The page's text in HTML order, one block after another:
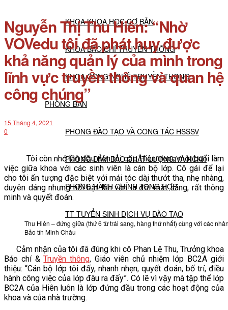
KHOA KHOA HỌC CƠ BẢN
KHOA BÁO CHÍ TRUYỀN THÔNG
KHOA CÔNG NGHỆ TRUYỀN THÔNG
PHÒNG BAN
PHÒNG ĐÀO TẠO VÀ CÔNG TÁC HSSSV
PHÒNG ĐẢM BẢO CHẤT LƯỢNG VÀ NCKH
PHÒNG HÀNH CHÍNH TỔNG HỢP
TT TUYỂN SINH DỊCH VỤ ĐÀO TẠO
VĂN BẢN
THƯ VIỆN
Nguyễn Thị Thu Hiên: “Nhờ
VOVedu tôi đã phát huy được
khả năng quản lý của mình trong
lĩnh vực truyền thông và quan hệ
công chúng”
15 Tháng 4, 2021
0
Tôi còn nhớ lần đầu tiên tôi gặp Hiên trong một buổi làm
việc giữa khoa với các sinh viên là cán bộ lớp. Cô gái để lại
cho tôi ấn tượng đặc biệt với mái tóc dài thướt tha, nhẹ nhàng,
duyên dáng nhưng nổi bật lên vẫn là đôi mắt sáng, rất thông
minh và quyết đoán.
Thu Hiên – đứng giữa (thứ 6 từ trái sang, hàng thứ nhất) cùng với các
Bảo tín Minh Châu
Cảm nhận của tôi đã đúng khi cô Phan Lệ Thu, Trưởng khoa
Báo chí &Truyền thông, Giáo viên chủ nhiệm lớp BC2A giới
thiệu: “Cán bộ lớp tôi đấy, nhanh nhẹn, quyết đoán, bố trí, điều
hành công việc của lớp đâu ra đấy”. Có lẽ vì vậy mà tập thể lớp
BC2A của Hiên luôn là lớp đứng đầu trong các hoạt động của
khoa và của nhà trường.